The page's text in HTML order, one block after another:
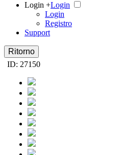
Login +Login
Login
Registro
Support
Ritorno
ID: 27150